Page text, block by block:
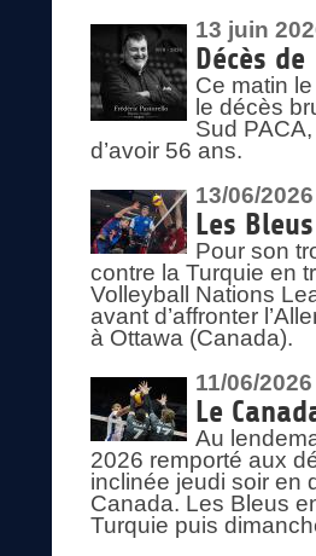
13 juin
Décès de
Ce matin
le décès
Sud
d’avoir 56 ans.
13/06/2026
Les
Pour son
contre la Turquie en
Volleyball Nations
avant d’affronter
à Ottawa (Canada).
11/06/2026
Le
Au
2026 remporté aux
inclinée jeudi soir en
Canada. Les Bleus
Turquie puis